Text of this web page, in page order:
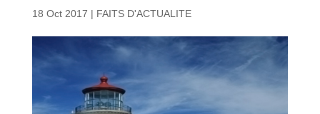
18 Oct 2017 | FAITS D'ACTUALITE